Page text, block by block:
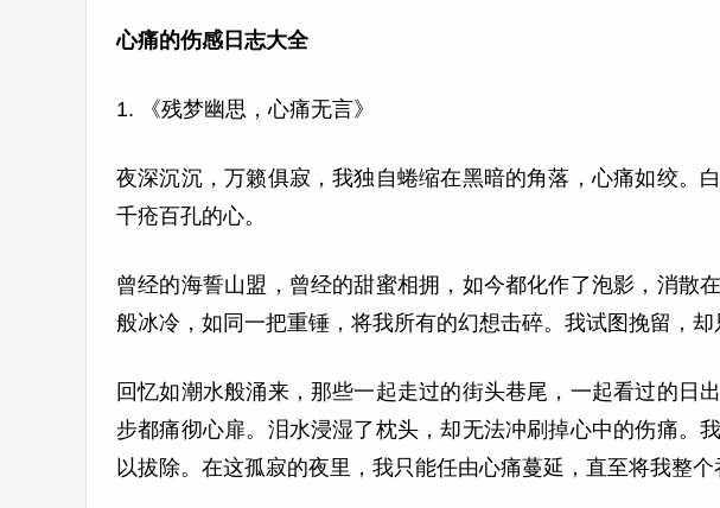
心痛的伤感日志大全
1. 《残梦幽思，心痛无言》
夜深沉沉，万籁俱寂，我独自蜷缩在黑暗的角落，心痛如绞。
千疮百孔的心。
曾经的海誓山盟，曾经的甜蜜相拥，如今都化作了泡影，消散
般冰冷，如同一把重锤，将我所有的幻想击碎。我试图挽留，却
回忆如潮水般涌来，那些一起走过的街头巷尾，一起看过的日
步都痛彻心扉。泪水浸湿了枕头，却无法冲刷掉心中的伤痛。
以拔除。在这孤寂的夜里，我只能任由心痛蔓延，直至将我整个